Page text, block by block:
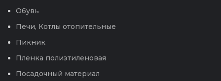
Обувь
Печи, Котлы отопительные
Пикник
Пленка полиэтиленовая
Посадочный материал